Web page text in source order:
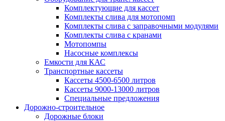
Комплектующие для кассет
Комплекты слива для мотопомп
Комплекты слива с заправочными модулями
Комплекты слива с кранами
Мотопомпы
Насосные комплексы
Емкости для КАС
Транспортные кассеты
Кассеты 4500-6500 литров
Кассеты 9000-13000 литров
Специальные предложения
Дорожно-строительное
Дорожные блоки